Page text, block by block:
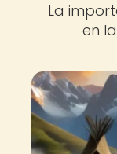
La
en